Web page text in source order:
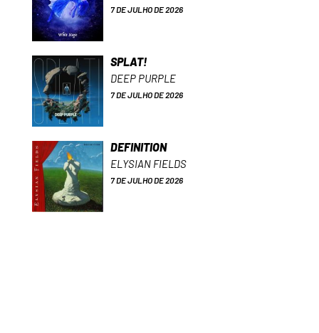
7 DE JULHO DE 2026
SPLAT!
DEEP PURPLE
7 DE JULHO DE 2026
DEFINITION
ELYSIAN FIELDS
7 DE JULHO DE 2026